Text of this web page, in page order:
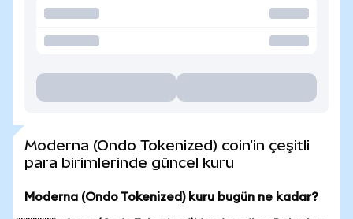
Moderna (Ondo Tokenized) coin'in çeşitli
para birimlerinde güncel kuru
Moderna (Ondo Tokenized) kuru bugün ne kadar?